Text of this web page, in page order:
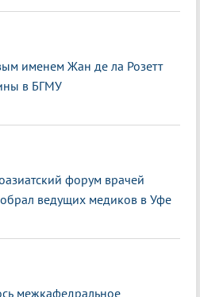
именем Жан де ла Розетт
в БГМУ
форум врачей
ведущих медиков в Уфе
межкафедральное